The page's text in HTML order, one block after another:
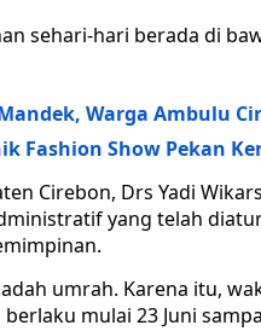
sehari-hari berada di
Warga Ambulu
Fashion Show Pekan
Cirebon, Drs Yadi
yang telah
umrah. Karena itu,
mulai 23 Juni